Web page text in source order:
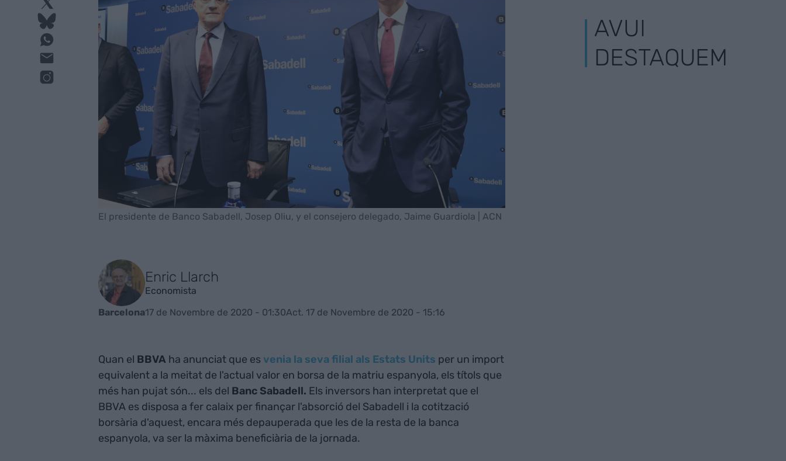
El presidente de Banco Sabadell, Josep Oliu, y el consejero delegado, Jaime Guardiola | ACN
Enric Llarch
Economista
Barcelona17 de Novembre de 2020 - 01:30Act. 17 de Novembre de 2020 - 15:16
Quan el BBVA ha anunciat que es venia la seva filial als Estats Units per un import
equivalent a la meitat de l'actual valor en borsa de la matriu espanyola, els títols que
més han pujat són... els del Banc Sabadell. Els inversors han interpretat que el
BBVA es disposa a fer calaix per finançar l'absorció del Sabadell i la cotització
borsària d'aquest, encara més depauperada que les de la resta de la banca
espanyola, va ser la màxima beneficiària de la jornada.
AVUI
DESTAQUEM